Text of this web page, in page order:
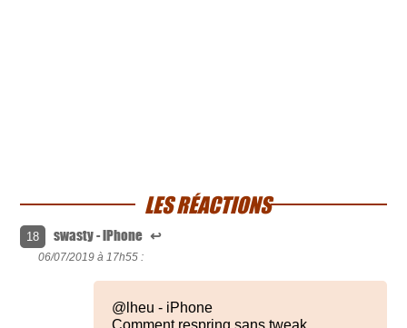
LES RÉACTIONS
18 swasty - iPhone ↩
06/07/2019 à 17h55 :
@lheu - iPhone
Comment respring sans tweak